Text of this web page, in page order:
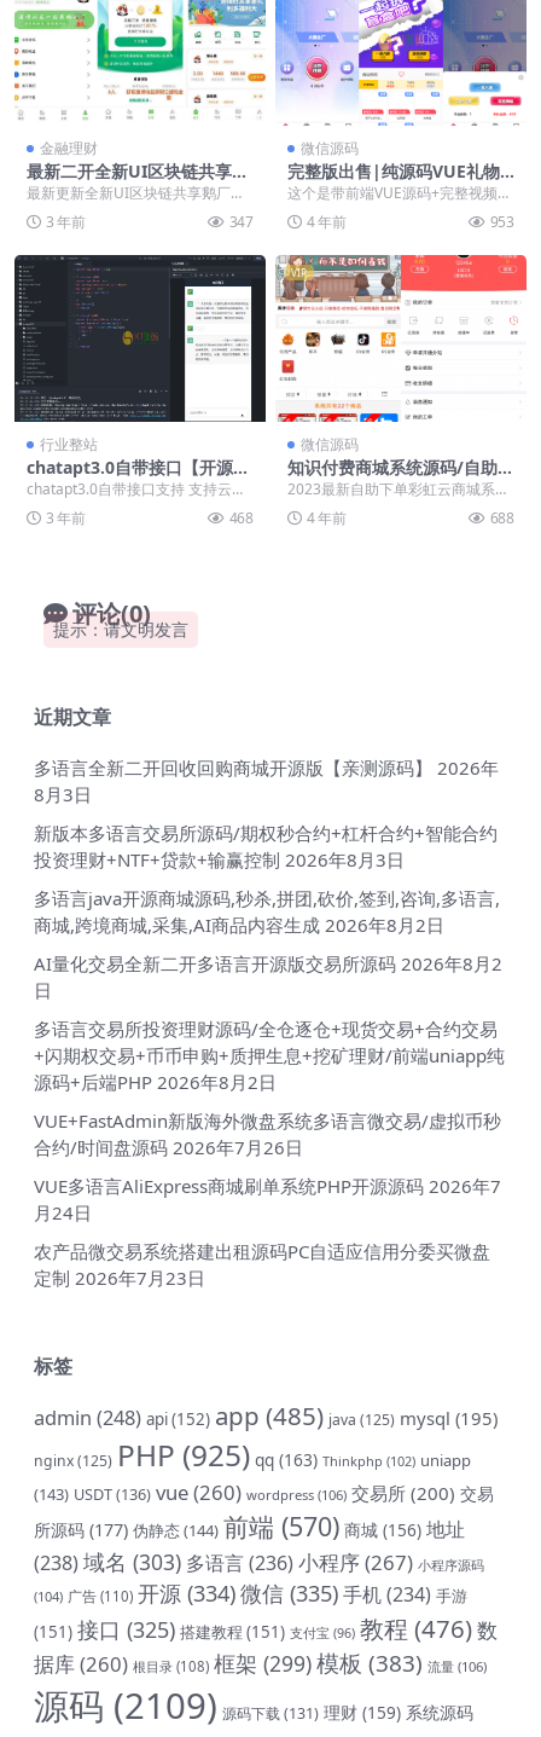
金融理财
最新二开全新UI区块链共享鹅
厂理财盘系统源码-打造稳健高
最新更新全新UI区块链共享鹅厂二
开理财盘源码 这个东西是在共享充
电宝上二开出来的...
3 年前 347
微信源码
完整版出售|纯源码VUE礼物
盲盒抽奖盲盒商城2.0源码下载
这个是带前端VUE源码+完整视频教
程 可打包小程序、APP、可对接公
众号登录（微...
4 年前 953
行业整站
chatapt3.0自带接口【开源
版】
chatapt3.0自带接口支持 支持云开
发小程序无需服务器 测试了下真的
可以自...
3 年前 468
VIP
微信源码
知识付费商城系统源码/自助下
单彩虹云商城系统源码/免授权
无后源码下载
2023最新自助下单彩虹云商城系统
免授权无后源码下载 安装教程：源
码上传到根目录...
4 年前 688
评论(0)
提示：请文明发言
近期文章
多语言全新二开回收回购商城开源版【亲测源码】
2026年
8月3日
新版本多语言交易所源码/期权秒合约+杠杆合约+智能合约
投资理财+NTF+贷款+输赢控制 2026年8月3日
多语言java开源商城源码,秒杀,拼团,砍价,签到,咨询,多语言,
商城,跨境商城,采集,AI商品内容生成 2026年8月2日
AI量化交易全新二开多语言开源版交易所源码 2026年8月2
日
多语言交易所投资理财源码/全仓逐仓+现货交易+合约交易
+闪期权交易+币币申购+质押生息+挖矿理财/前端uniapp纯
源码+后端PHP 2026年8月2日
VUE+FastAdmin新版海外微盘系统多语言微交易/虚拟币秒
合约/时间盘源码 2026年7月26日
VUE多语言AliExpress商城刷单系统PHP开源源码 2026年7
月24日
农产品微交易系统搭建出租源码PC自适应信用分委买微盘
定制 2026年7月23日
标签
admin (248) api(152) app (485) java (125) mysql (195)
nginx(125) PHP (925) qq (163) Thinkphp (102) uniapp
(143) USDT(136) vue(260) wordpress (106) 交易所 (200) 交易
所源码 (177) 伪静态(144) 前端 (570) 商城 (156) 地址
(238)域名 (303) 多语言(236) 小程序(267) 小程序源码
(104) 广告 (110) 开源 (334)微信 (335)手机(234) 手游
(151) 接口 (325) 搭建教程 (151) 支付宝 (96) 教程 (476)数
据库(260) 根目录 (108) 框架 (299)模板 (383) 流量 (106)
源码 (2109) 源码下载(131) 理财 (159) 系统源码